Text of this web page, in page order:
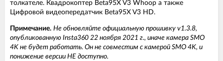
толкателе. Квадрокоптер Beta95X V3 Whoop а также
Цифровой видеопередатчик Beta95X V3 HD.
Примечание. Не обновляйте официальную прошивку v1.3.8,
опубликованную Insta360 22 ноября 2021 г., иначе камера SMO
4K не будет работать. Он не совместим с камерой SMO 4K, и
понижение версии НЕ доступно.